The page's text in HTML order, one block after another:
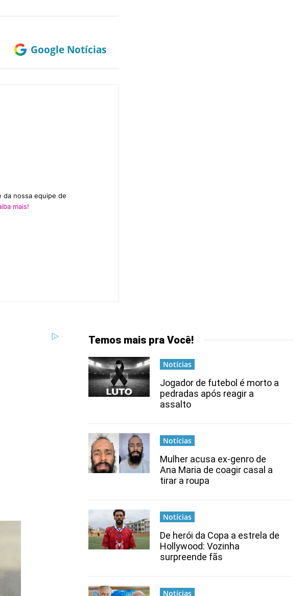
Google Notícias
da nossa equipe de
mais!
Temos mais pra Você!
Notícias
Jogador de futebol é morto a
pedradas após reagir a
assalto
Notícias
Mulher acusa ex-genro de
Ana Maria de coagir casal a
tirar a roupa
Notícias
De herói da Copa a estrela de
Hollywood: Vozinha
surpreende fãs
Notícias